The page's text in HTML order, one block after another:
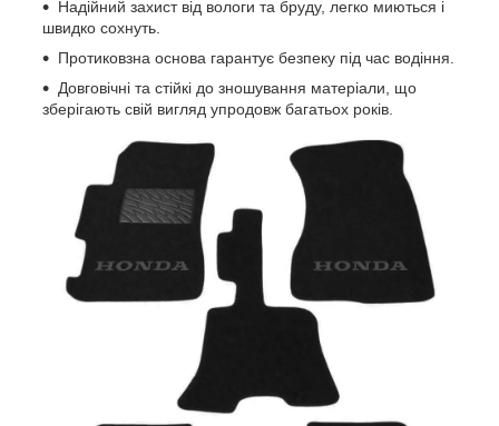
Надійний захист від вологи та бруду, легко миються і
швидко сохнуть.
Протиковзна основа гарантує безпеку під час водіння.
Довговічні та стійкі до зношування матеріали, що
зберігають свій вигляд упродовж багатьох років.